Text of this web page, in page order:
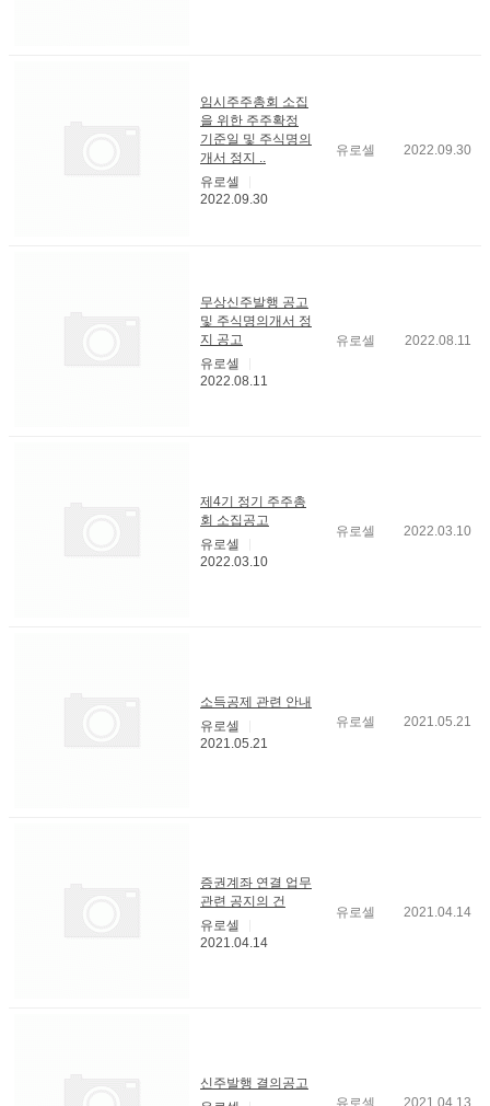
임시주주총회 소집
을 위한 주주확정
기준일 및 주식명의
개서 정지 ..
유로셀
2022.09.30
유로셀 2022.09.30
무상신주발행 공고
및 주식명의개서 정
지 공고
유로셀
2022.08.11
유로셀 2022.08.11
제4기 정기 주주총
회 소집공고
유로셀
2022.03.10
유로셀 2022.03.10
소득공제 관련 안내
유로셀
2021.05.21
유로셀 2021.05.21
증권계좌 연결 업무
관련 공지의 건
유로셀
2021.04.14
유로셀 2021.04.14
신주발행 결의공고
유로셀 2021.04.13